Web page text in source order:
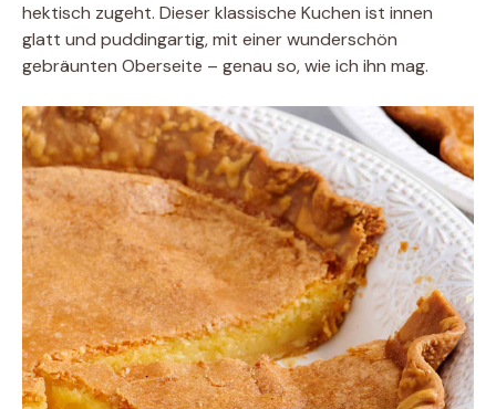
hektisch zugeht. Dieser klassische Kuchen ist innen
glatt und puddingartig, mit einer wunderschön
gebräunten Oberseite – genau so, wie ich ihn mag.